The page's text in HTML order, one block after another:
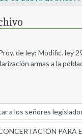
de ley: Modific.
armas a la
a los señores
PARA